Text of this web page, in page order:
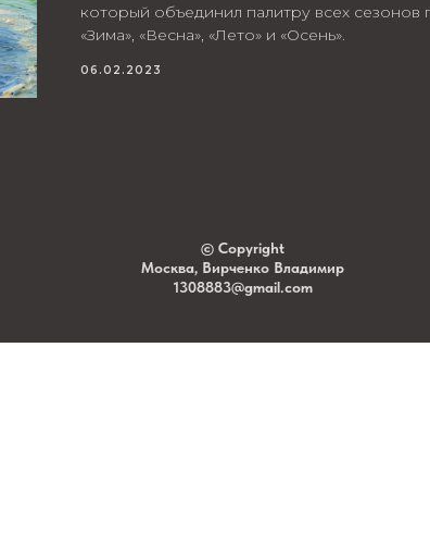
который объединил палитру всех сезонов
«Зима», «Весна», «Лето» и «Осень».
06.02.2023
© Copyright
Москва, Вирченко Владимир
1308883@gmail.com